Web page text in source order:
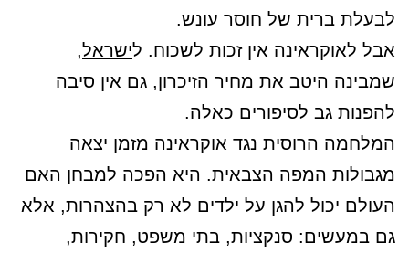
לבעלת ברית של חוסר עונש.
אבל לאוקראינה אין זכות לשכוח. לישראל,
שמבינה היטב את מחיר הזיכרון, גם אין סיבה
להפנות גב לסיפורים כאלה.
המלחמה הרוסית נגד אוקראינה מזמן יצאה
מגבולות המפה הצבאית. היא הפכה למבחן האם
העולם יכול להגן על ילדים לא רק בהצהרות, אלא
גם במעשים: סנקציות, בתי משפט, חקירות,